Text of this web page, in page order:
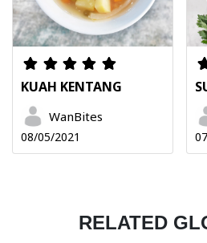
KUAH KENTANG
WanBites
08/05/2021
RELATED